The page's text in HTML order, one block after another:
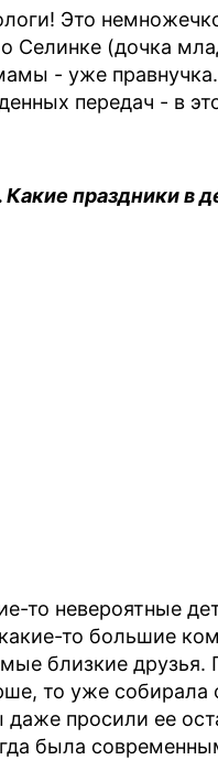
Это
Селинке (дочка
- уже
передач - в
праздники в
то невероятные
то большие
близкие
то уже
просили ее
была